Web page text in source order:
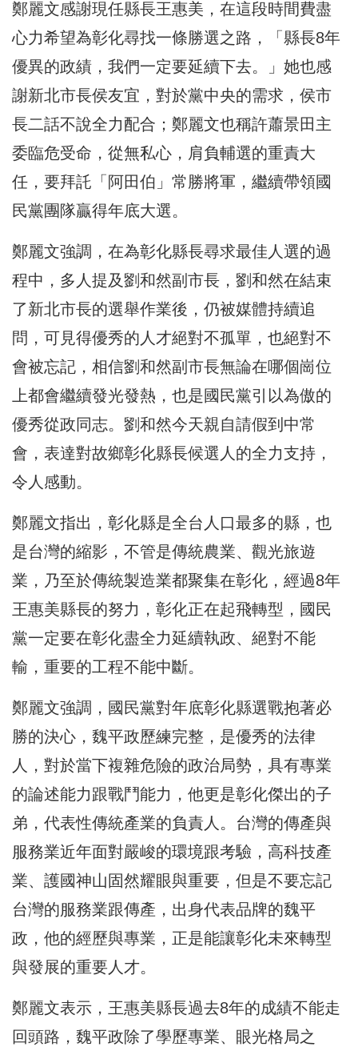
鄭麗文感謝現任縣長王惠美，在這段時間費盡
心力希望為彰化尋找一條勝選之路，「縣長8年
優異的政績，我們一定要延續下去。」她也感
謝新北市長侯友宜，對於黨中央的需求，侯市
長二話不說全力配合；鄭麗文也稱許蕭景田主
委臨危受命，從無私心，肩負輔選的重責大
任，要拜託「阿田伯」常勝將軍，繼續帶領國
民黨團隊贏得年底大選。
鄭麗文強調，在為彰化縣長尋求最佳人選的過
程中，多人提及劉和然副市長，劉和然在結束
了新北市長的選舉作業後，仍被媒體持續追
問，可見得優秀的人才絕對不孤單，也絕對不
會被忘記，相信劉和然副市長無論在哪個崗位
上都會繼續發光發熱，也是國民黨引以為傲的
優秀從政同志。劉和然今天親自請假到中常
會，表達對故鄉彰化縣長候選人的全力支持，
令人感動。
鄭麗文指出，彰化縣是全台人口最多的縣，也
是台灣的縮影，不管是傳統農業、觀光旅遊
業，乃至於傳統製造業都聚集在彰化，經過8年
王惠美縣長的努力，彰化正在起飛轉型，國民
黨一定要在彰化盡全力延續執政、絕對不能
輸，重要的工程不能中斷。
鄭麗文強調，國民黨對年底彰化縣選戰抱著必
勝的決心，魏平政歷練完整，是優秀的法律
人，對於當下複雜危險的政治局勢，具有專業
的論述能力跟戰鬥能力，他更是彰化傑出的子
弟，代表性傳統產業的負責人。台灣的傳產與
服務業近年面對嚴峻的環境跟考驗，高科技產
業、護國神山固然耀眼與重要，但是不要忘記
台灣的服務業跟傳產，出身代表品牌的魏平
政，他的經歷與專業，正是能讓彰化未來轉型
與發展的重要人才。
鄭麗文表示，王惠美縣長過去8年的成績不能走
回頭路，魏平政除了學歷專業、眼光格局之